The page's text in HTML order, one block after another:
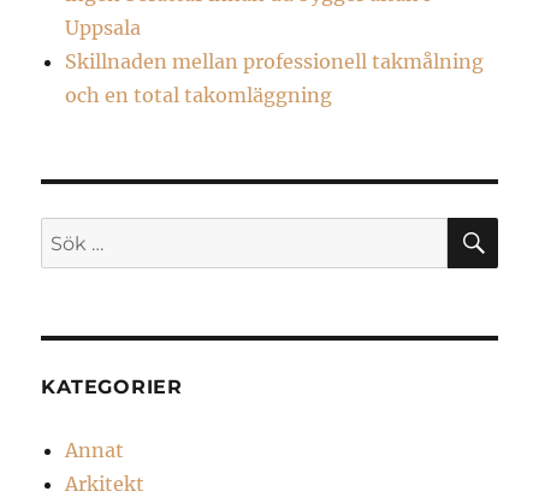
Uppsala
Skillnaden mellan professionell takmålning
och en total takomläggning
Sök
efter:
KATEGORIER
Annat
Arkitekt